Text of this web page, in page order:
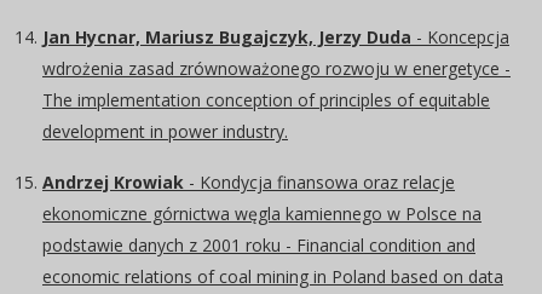
Jan Hycnar, Mariusz Bugajczyk, Jerzy Duda - Koncepcja
wdrożenia zasad zrównoważonego rozwoju w energetyce -
The implementation conception of principles of equitable
development in power industry.
Andrzej Krowiak - Kondycja finansowa oraz relacje
ekonomiczne górnictwa węgla kamiennego w Polsce na
podstawie danych z 2001 roku - Financial condition and
economic relations of coal mining in Poland based on data